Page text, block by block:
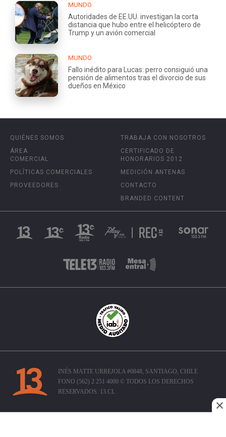
MUNDO
Autoridades de EE.UU. investigan la corta
distancia que hubo entre el helicóptero de
Trump y un avión comercial
MUNDO
Fallo inédito para Lucas: perro consiguió una
pensión de alimentos tras el divorcio de sus
dueños en México
QUIÉNES SOMOS
ÁREA
COMERCIAL
POLÍTICAS COMERCIALES
PROVEEDORES
TRABAJA CON NOSOTROS
CERTIFICADO DE
HONORARIOS 2012
MEDICIÓN ANTENAS
CONTACTO
BRANDED CONTENT
INÉS MATTE URREJOLA #0848, SANTIAGO, CHILE
FONO (562) 2 251 4000 © TODOS LOS DERECHOS
RESERVADOS. 13.CL